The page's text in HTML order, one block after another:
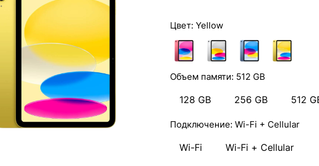
Цвет: Yellow
Объем памяти: 512 GB
128 GB 256 GB 512
Подключение: Wi-Fi + Cellular
Wi-Fi Wi-Fi + Cellular